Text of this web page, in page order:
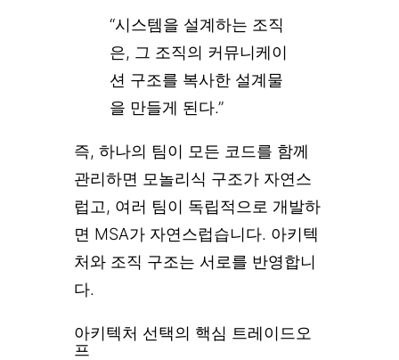
“시스템을 설계하는 조직
은, 그 조직의 커뮤니케이
션 구조를 복사한 설계물
을 만들게 된다.”
즉, 하나의 팀이 모든 코드를 함께
관리하면 모놀리식 구조가 자연스
럽고, 여러 팀이 독립적으로 개발하
면 MSA가 자연스럽습니다. 아키텍
처와 조직 구조는 서로를 반영합니
다.
아키텍처 선택의 핵심 트레이드오
프